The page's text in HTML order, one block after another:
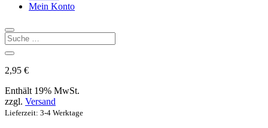
Mein Konto
2,95 €
Enthält 19% MwSt.
zzgl. Versand
Lieferzeit: 3-4 Werktage